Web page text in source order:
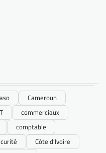
Cameroun
commerciaux
comptable
Côte d’Ivoire